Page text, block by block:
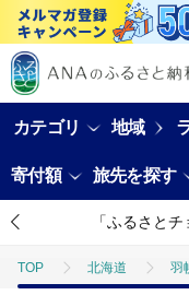
カテゴリ 地域
寄付額 旅先を探す
「ふるさと
TOP 北海道 羽